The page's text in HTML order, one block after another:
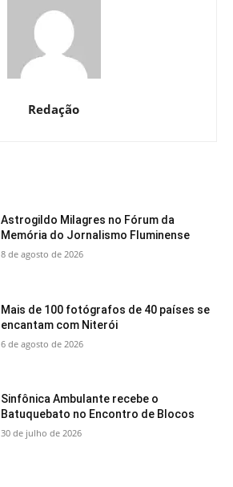
Redação
Astrogildo Milagres no Fórum da
Memória do Jornalismo Fluminense
8 de agosto de 2026
Mais de 100 fotógrafos de 40 países se
encantam com Niterói
6 de agosto de 2026
Sinfônica Ambulante recebe o
Batuquebato no Encontro de Blocos
30 de julho de 2026